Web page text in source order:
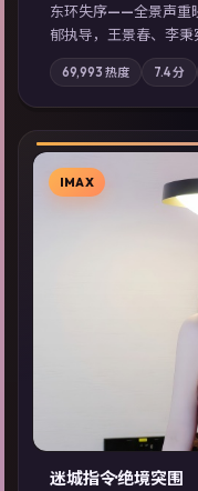
东环失序——全景声重
郁执导，王景春、李秉
事主轴，科技与人性
强化地域气质；站内亦
看」延展检索同类型
69,993 热度 7.4分
IMAX
迷城指令·绝境突围